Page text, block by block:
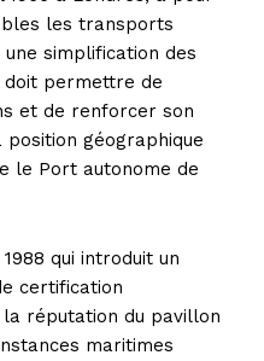
les transports
simplification des
doit permettre de
et de renforcer son
géographique
le Port autonome de
qui introduit un
certification
réputation du pavillon
maritimes